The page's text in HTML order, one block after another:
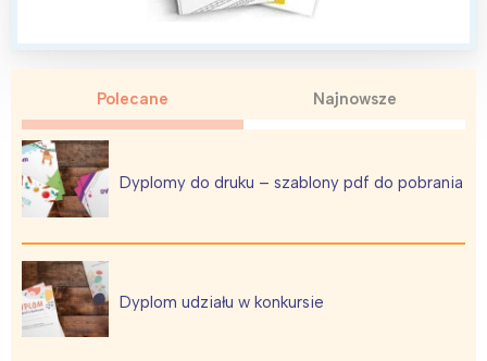
Polecane Najnowsze
Dyplomy do druku – szablony pdf do pobrania
Dyplom udziału w konkursie